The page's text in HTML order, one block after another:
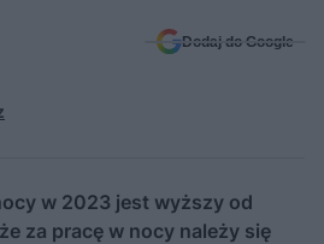
Dodaj do Google
w 2023 jest wyższy od
za pracę w nocy należy się